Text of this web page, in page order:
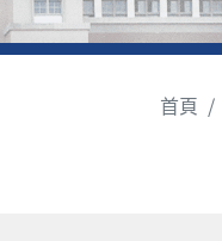
首頁